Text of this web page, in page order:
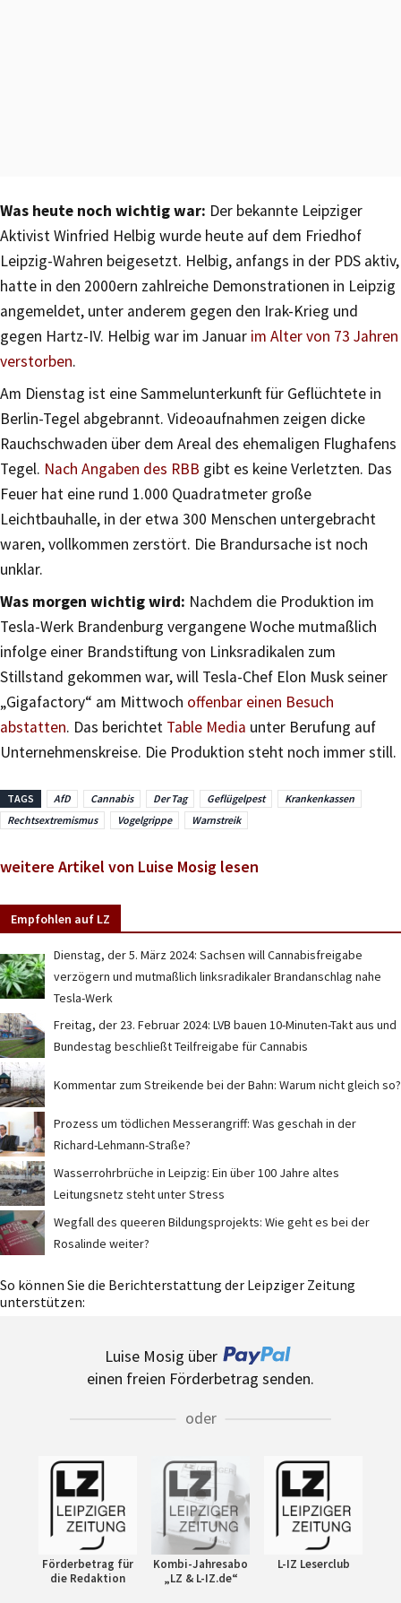
Was heute noch wichtig war: Der bekannte Leipziger
Aktivist Winfried Helbig wurde heute auf dem Friedhof
Leipzig-Wahren beigesetzt. Helbig, anfangs in der PDS aktiv,
hatte in den 2000ern zahlreiche Demonstrationen in Leipzig
angemeldet, unter anderem gegen den Irak-Krieg und
gegen Hartz-IV. Helbig war im Januar im Alter von 73 Jahren
verstorben.
Am Dienstag ist eine Sammelunterkunft für Geflüchtete in
Berlin-Tegel abgebrannt. Videoaufnahmen zeigen dicke
Rauchschwaden über dem Areal des ehemaligen Flughafens
Tegel. Nach Angaben des RBB gibt es keine Verletzten. Das
Feuer hat eine rund 1.000 Quadratmeter große
Leichtbauhalle, in der etwa 300 Menschen untergebracht
waren, vollkommen zerstört. Die Brandursache ist noch
unklar.
Was morgen wichtig wird: Nachdem die Produktion im
Tesla-Werk Brandenburg vergangene Woche mutmaßlich
infolge einer Brandstiftung von Linksradikalen zum
Stillstand gekommen war, will Tesla-Chef Elon Musk seiner
„Gigafactory“ am Mittwoch offenbar einen Besuch
abstatten. Das berichtet Table Media unter Berufung auf
Unternehmenskreise. Die Produktion steht noch immer still.
TAGS AfD Cannabis Der Tag Geflügelpest
Krankenkassen
Rechtsextremismus
Vogelgrippe Warnstreik
weitere Artikel von Luise Mosig lesen
Empfohlen auf LZ
Dienstag, der 5. März 2024: Sachsen will Cannabisfreigabe
verzögern und mutmaßlich linksradikaler Brandanschlag nahe
Tesla-Werk
Freitag, der 23. Februar 2024: LVB bauen 10-Minuten-Takt aus und
Bundestag beschließt Teilfreigabe für Cannabis
Kommentar zum Streikende bei der Bahn: Warum nicht gleich so?
Prozess um tödlichen Messerangriff: Was geschah in der
Richard-Lehmann-Straße?
Wasserrohrbrüche in Leipzig: Ein über 100 Jahre altes
Leitungsnetz steht unter Stress
Wegfall des queeren Bildungsprojekts: Wie geht es bei der
Rosalinde weiter?
So können Sie die Berichterstattung der Leipziger Zeitung
unterstützen:
Luise Mosig über
einen freien Förderbetrag senden.
oder
Förderbetrag für
die Redaktion
Kombi-Jahresabo
„LZ & L-IZ.de“
L-IZ Leserclub